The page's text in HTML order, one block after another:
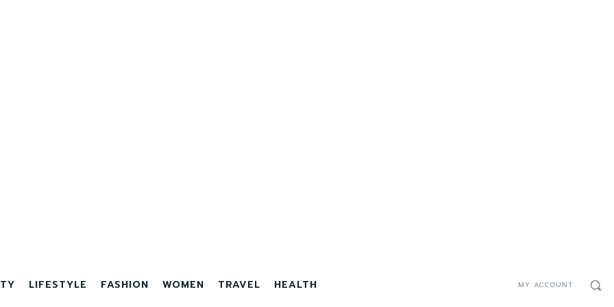
LIFESTYLE FASHION WOMEN TRAVEL HEALTH MY ACCOUNT